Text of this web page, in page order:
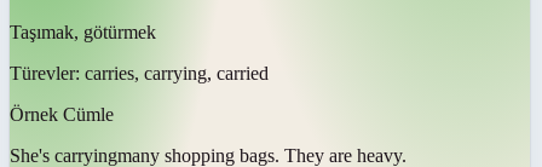
Taşımak, götürmek
Türevler: carries, carrying, carried
Örnek Cümle
She's carryingmany shopping bags. They are heavy.